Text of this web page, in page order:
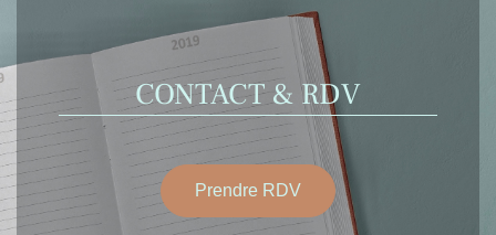
CONTACT & RDV
Prendre RDV